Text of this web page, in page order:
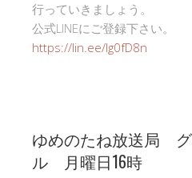
行っていきましょう。
公式LINEにご登録下さい。
https://lin.ee/Ig0fD8n
ゆめのたね放送局
ル 月曜日16時